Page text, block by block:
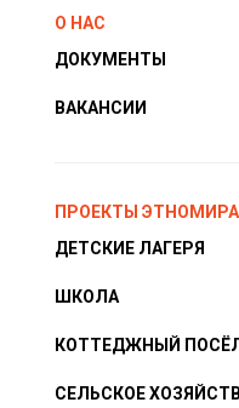
О НАС
ДОКУМЕНТЫ
ВАКАНСИИ
ПРОЕКТЫ ЭТНОМИРА
ДЕТСКИЕ ЛАГЕРЯ
ШКОЛА
КОТТЕДЖНЫЙ
СЕЛЬСКОЕ